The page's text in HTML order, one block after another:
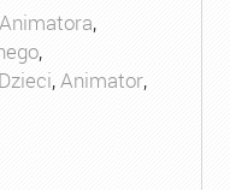
,
,
,Animator,